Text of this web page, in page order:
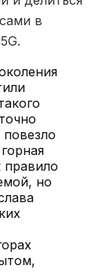
в
правило
но